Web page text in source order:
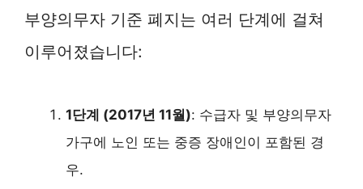
부양의무자 기준 폐지는 여러 단계에 걸쳐
이루어졌습니다:
1단계 (2017년 11월): 수급자 및 부양의무자
가구에 노인 또는 중증 장애인이 포함된 경
우.